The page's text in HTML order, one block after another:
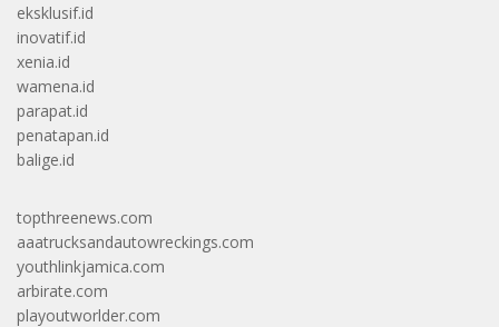
eksklusif.id
inovatif.id
xenia.id
wamena.id
parapat.id
penatapan.id
balige.id
topthreenews.com
aaatrucksandautowreckings.com
youthlinkjamica.com
arbirate.com
playoutworlder.com